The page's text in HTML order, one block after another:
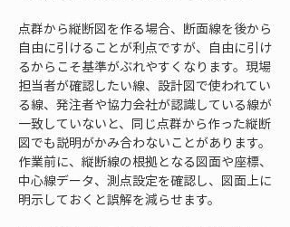
点群から縦断図を作る場合、断面線を後から
自由に引けることが利点ですが、自由に引け
るからこそ基準がぶれやすくなります。現場
担当者が確認したい線、設計図で使われてい
る線、発注者や協力会社が認識している線が
一致していないと、同じ点群から作った縦断
図でも説明がかみ合わないことがあります。
作業前に、縦断線の根拠となる図面や座標、
中心線データ、測点設定を確認し、図面上に
明示しておくと誤解を減らせます。